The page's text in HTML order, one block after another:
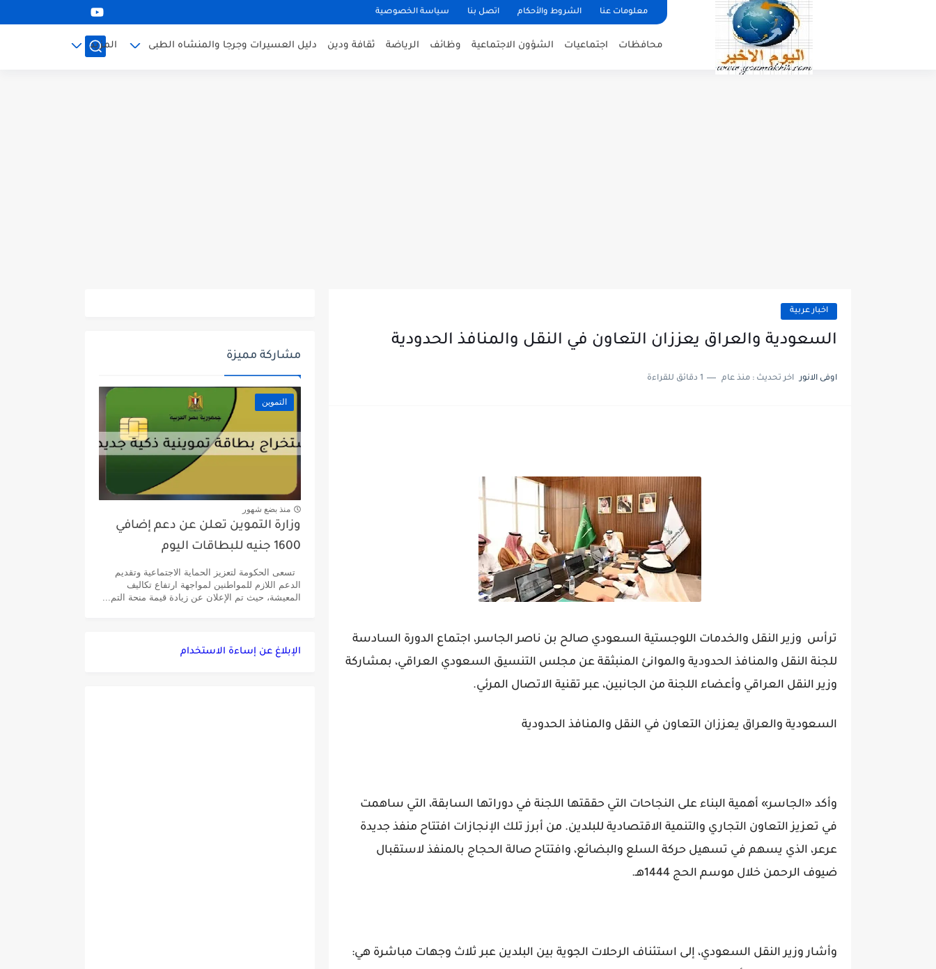
معلومات عنا الشروط والأحكام اتصل بنا سياسة الخصوصية
محافظات اجتماعيات الشؤون الاجتماعية وظائف الرياضة ثقافة ودين دليل العسيرات وجرجا والمنشاه الطبى المزيد
اخبار عربية
السعودية والعراق يعززان التعاون في النقل والمنافذ الحدودية
اوفى الانور اخر تحديث : منذ عام 1 دقائق للقراءة
ترأس وزير النقل والخدمات اللوجستية السعودي صالح بن ناصر الجاسر، اجتماع الدورة السادسة
للجنة النقل والمنافذ الحدودية والموانئ المنبثقة عن مجلس التنسيق السعودي العراقي، بمشاركة
وزير النقل العراقي وأعضاء اللجنة من الجانبين، عبر تقنية الاتصال المرئي.
السعودية والعراق يعززان التعاون في النقل والمنافذ الحدودية
وأكد «الجاسر» أهمية البناء على النجاحات التي حققتها اللجنة في دوراتها السابقة، التي ساهمت
في تعزيز التعاون التجاري والتنمية الاقتصادية للبلدين. من أبرز تلك الإنجازات افتتاح منفذ جديدة
عرعر، الذي يسهم في تسهيل حركة السلع والبضائع، وافتتاح صالة الحجاج بالمنفذ لاستقبال
ضيوف الرحمن خلال موسم الحج 1444هـ.
وأشار وزير النقل السعودي، إلى استئناف الرحلات الجوية بين البلدين عبر ثلاث وجهات مباشرة هي:
مشاركة مميزة
التموين
منذ بضع شهور
وزارة التموين تعلن عن دعم إضافي
1600 جنيه للبطاقات اليوم
تسعى الحكومة لتعزيز الحماية الاجتماعية وتقديم
الدعم اللازم للمواطنين لمواجهة ارتفاع تكاليف
المعيشة، حيث تم الإعلان عن زيادة قيمة منحة التم...
الإبلاغ عن إساءة الاستخدام